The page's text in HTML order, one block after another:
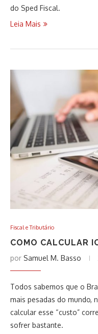
do Sped Fiscal.
Leia Mais
Fiscal e Tributário
COMO CALCULAR
por Samuel M. Basso
Todos sabemos que o
mais pesadas do mundo,
calcular esse “custo”
sofrer bastante.